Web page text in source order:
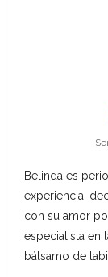
Belinda es
experiencia,
con su amor
especialista en
bálsamo de